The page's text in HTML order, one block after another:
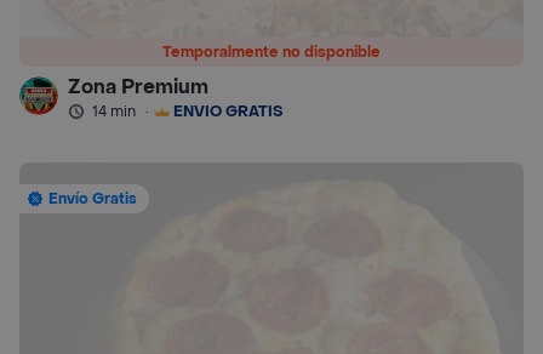
Temporalmente no disponible
Zona Premium
14 min · ENVÍO GRATIS
Envío Gratis